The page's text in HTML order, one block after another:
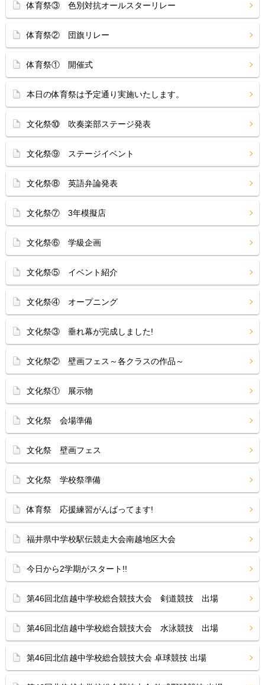
体育祭③ 色別対抗オールスターリレー
体育祭② 団旗リレー
体育祭① 開催式
本日の体育祭は予定通り実施いたします。
文化祭⑩ 吹奏楽部ステージ発表
文化祭⑨ ステージイベント
文化祭⑧ 英語弁論発表
文化祭⑦ 3年模擬店
文化祭⑥ 学級企画
文化祭⑤ イベント紹介
文化祭④ オープニング
文化祭③ 垂れ幕が完成しました!
文化祭② 壁画フェス～各クラスの作品～
文化祭① 展示物
文化祭 会場準備
文化祭 壁画フェス
文化祭 学校祭準備
体育祭 応援練習がんばってます!
福井県中学校駅伝競走大会南越地区大会
今日から2学期がスタート!!
第46回北信越中学校総合競技大会 剣道競技 出場
第46回北信越中学校総合競技大会 水泳競技 出場
第46回北信越中学校総合競技大会 卓球競技 出場